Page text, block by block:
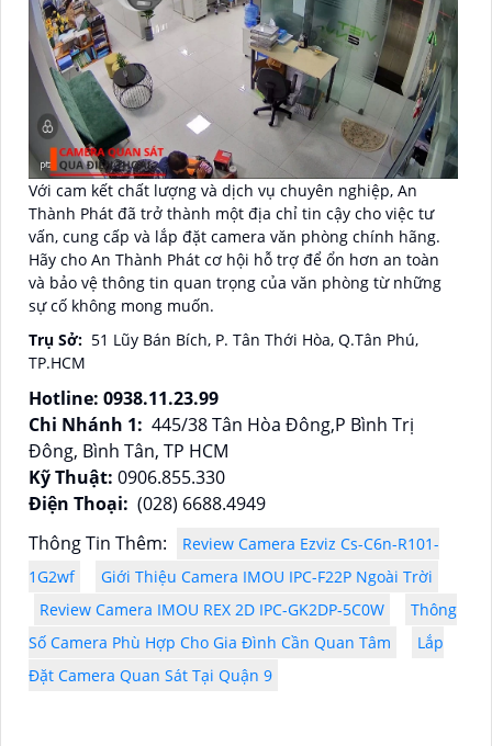
Với cam kết chất lượng và dịch vụ chuyên nghiệp, An
Thành Phát đã trở thành một địa chỉ tin cậy cho việc tư
vấn, cung cấp và lắp đặt camera văn phòng chính hãng.
Hãy cho An Thành Phát cơ hội hỗ trợ để ổn hơn an toàn
và bảo vệ thông tin quan trọng của văn phòng từ những
sự cố không mong muốn.
Trụ Sở: 51 Lũy Bán Bích, P. Tân Thới Hòa, Q.Tân Phú,
TP.HCM
Hotline: 0938.11.23.99
Chi Nhánh 1: 445/38 Tân Hòa Đông,P Bình Trị
Đông, Bình Tân, TP HCM
Kỹ Thuật: 0906.855.330
Điện Thoại: (028) 6688.4949
Thông Tin Thêm:
Review Camera Ezviz Cs-C6n-R101-
1G2wf
Giới Thiệu Camera IMOU IPC-F22P Ngoài Trời
Review Camera IMOU REX 2D IPC-GK2DP-5C0W
Thông
Số Camera Phù Hợp Cho Gia Đình Cần Quan Tâm
Lắp
Đặt Camera Quan Sát Tại Quận 9